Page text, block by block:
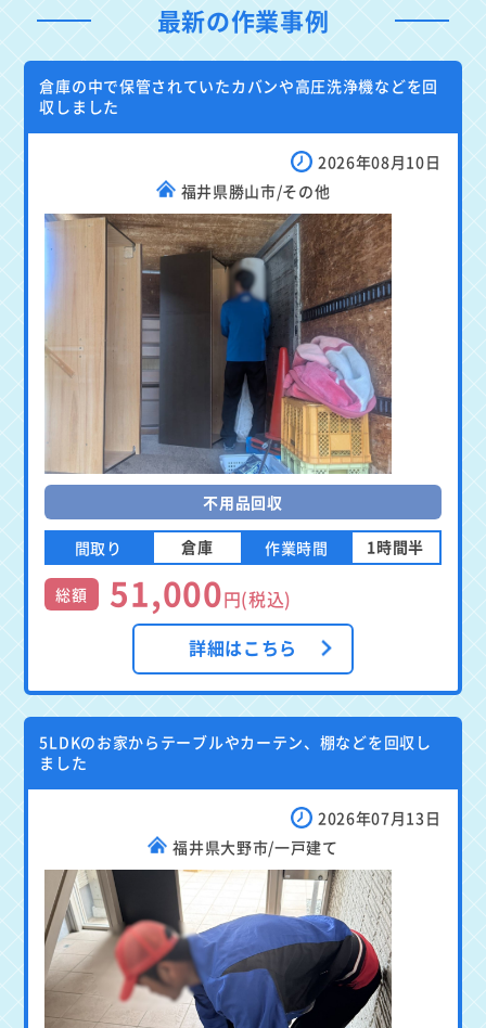
最新の作業事例
倉庫の中で保管されていたカバンや高圧洗浄機などを回
収しました
2026年08月10日
福井県勝山市/その他
不用品回収
間取り 倉庫 作業時間 1時間半
総額 51,000円(税込)
詳細はこちら
5LDKのお家からテーブルやカーテン、棚などを回収し
ました
2026年07月13日
福井県大野市/一戸建て